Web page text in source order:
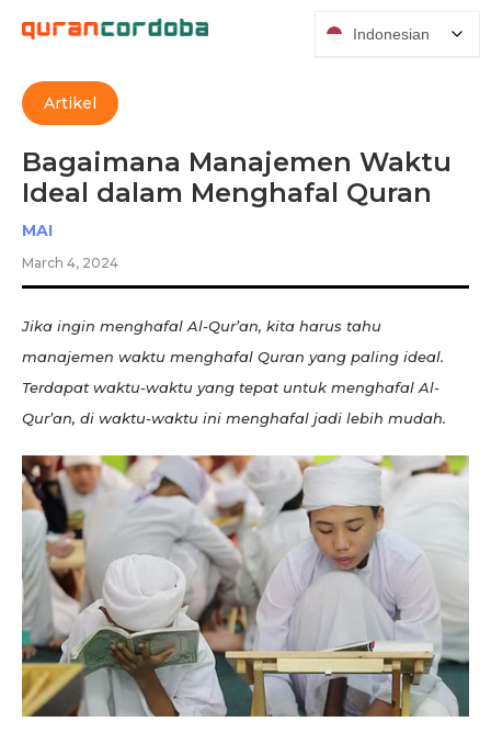
Artikel
Bagaimana Manajemen Waktu
Ideal dalam Menghafal Quran
MAI
March 4, 2024
Jika ingin menghafal Al-Qur’an, kita harus tahu
manajemen waktu menghafal Quran yang paling ideal.
Terdapat waktu-waktu yang tepat untuk menghafal Al-
Qur’an, di waktu-waktu ini menghafal jadi lebih mudah.
Indonesian